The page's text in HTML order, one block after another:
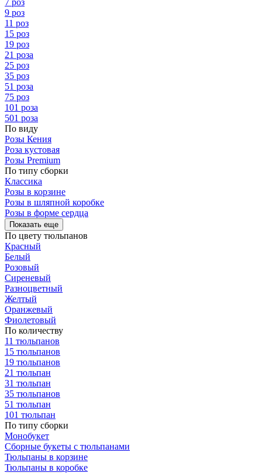
7 роз
9 роз
11 роз
15 роз
19 роз
21 роза
25 роз
35 роз
51 роза
75 роз
101 роза
501 роза
По виду
Розы Кения
Роза кустовая
Розы Premium
По типу сборки
Классика
Розы в корзине
Розы в шляпной коробке
Розы в форме сердца
Показать еще
По цвету тюльпанов
Красный
Белый
Розовый
Сиреневый
Разноцветный
Желтый
Оранжевый
Фиолетовый
По количеству
11 тюльпанов
15 тюльпанов
19 тюльпанов
21 тюльпан
31 тюльпан
35 тюльпанов
51 тюльпан
101 тюльпан
По типу сборки
Монобукет
Сборные букеты с тюльпанами
Тюльпаны в корзине
Тюльпаны в коробке